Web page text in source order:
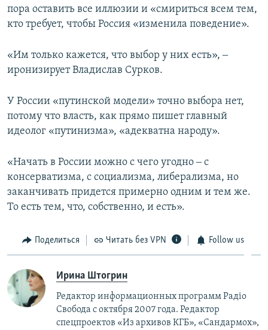
пора оставить все иллюзии и «смириться всем тем,
кто требует, чтобы Россия «изменила поведение».
«Им только кажется, что выбор у них есть», ‒
иронизирует Владислав Сурков.
У России «путинской модели» точно выбора нет,
потому что власть, как прямо пишет главный
идеолог «путинизма», «адекватна народу».
«Начать в России можно с чего угодно ‒ с
консерватизма, с социализма, либерализма, но
заканчивать придется примерно одним и тем же.
То есть тем, что, собственно, и есть».
Поделиться Читать без VPN Follow us
Ирина Штогрин
Редактор информационных программ Радіо
Свобода с октября 2007 года. Редактор
спецпроектов «Из архивов КГБ», «Сандармох»,